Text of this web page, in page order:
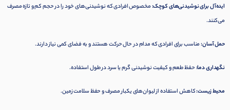
ایده‌آل برای نوشیدنی‌های کوچک:مخصوص افرادی که نوشیدنی‌های خود را در حجم کم و تازه مصرف
می‌کنند.
حمل آسان:مناسب برای افرادی که مدام در حال حرکت هستند و به فضای کمی نیاز دارند.
نگهداری دما:حفظ طعم و کیفیت نوشیدنی گرم یا سرد در طول استفاده.
محیط زیست:کاهش استفاده از لیوان‌های یکبار مصرف و حفظ سلامت زمین.